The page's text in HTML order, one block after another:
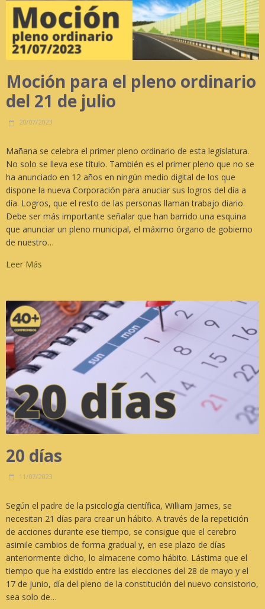
Moción para el pleno ordinario
del 21 de julio
20/07/2023
Mañana se celebra el primer pleno ordinario de esta legislatura.
No solo se lleva ese título. También es el primer pleno que no se
ha anunciado en 12 años en ningún medio digital de los que
dispone la nueva Corporación para anuciar sus logros del día a
día. Logros, que el resto de las personas llaman trabajo diario.
Debe ser más importante señalar que han barrido una esquina
que anunciar un pleno municipal, el máximo órgano de gobierno
de nuestro…
Leer Más
20 días
11/07/2023
Según el padre de la psicología científica, William James, se
necesitan 21 días para crear un hábito. A través de la repetición
de acciones durante ese tiempo, se consigue que el cerebro
asimile cambios de forma gradual y, en ese plazo de días
anteriormente dicho, lo almacene como hábito. Lástima que el
tiempo que ha existido entre las elecciones del 28 de mayo y el
17 de junio, día del pleno de la constitución del nuevo consistorio,
sea solo de…